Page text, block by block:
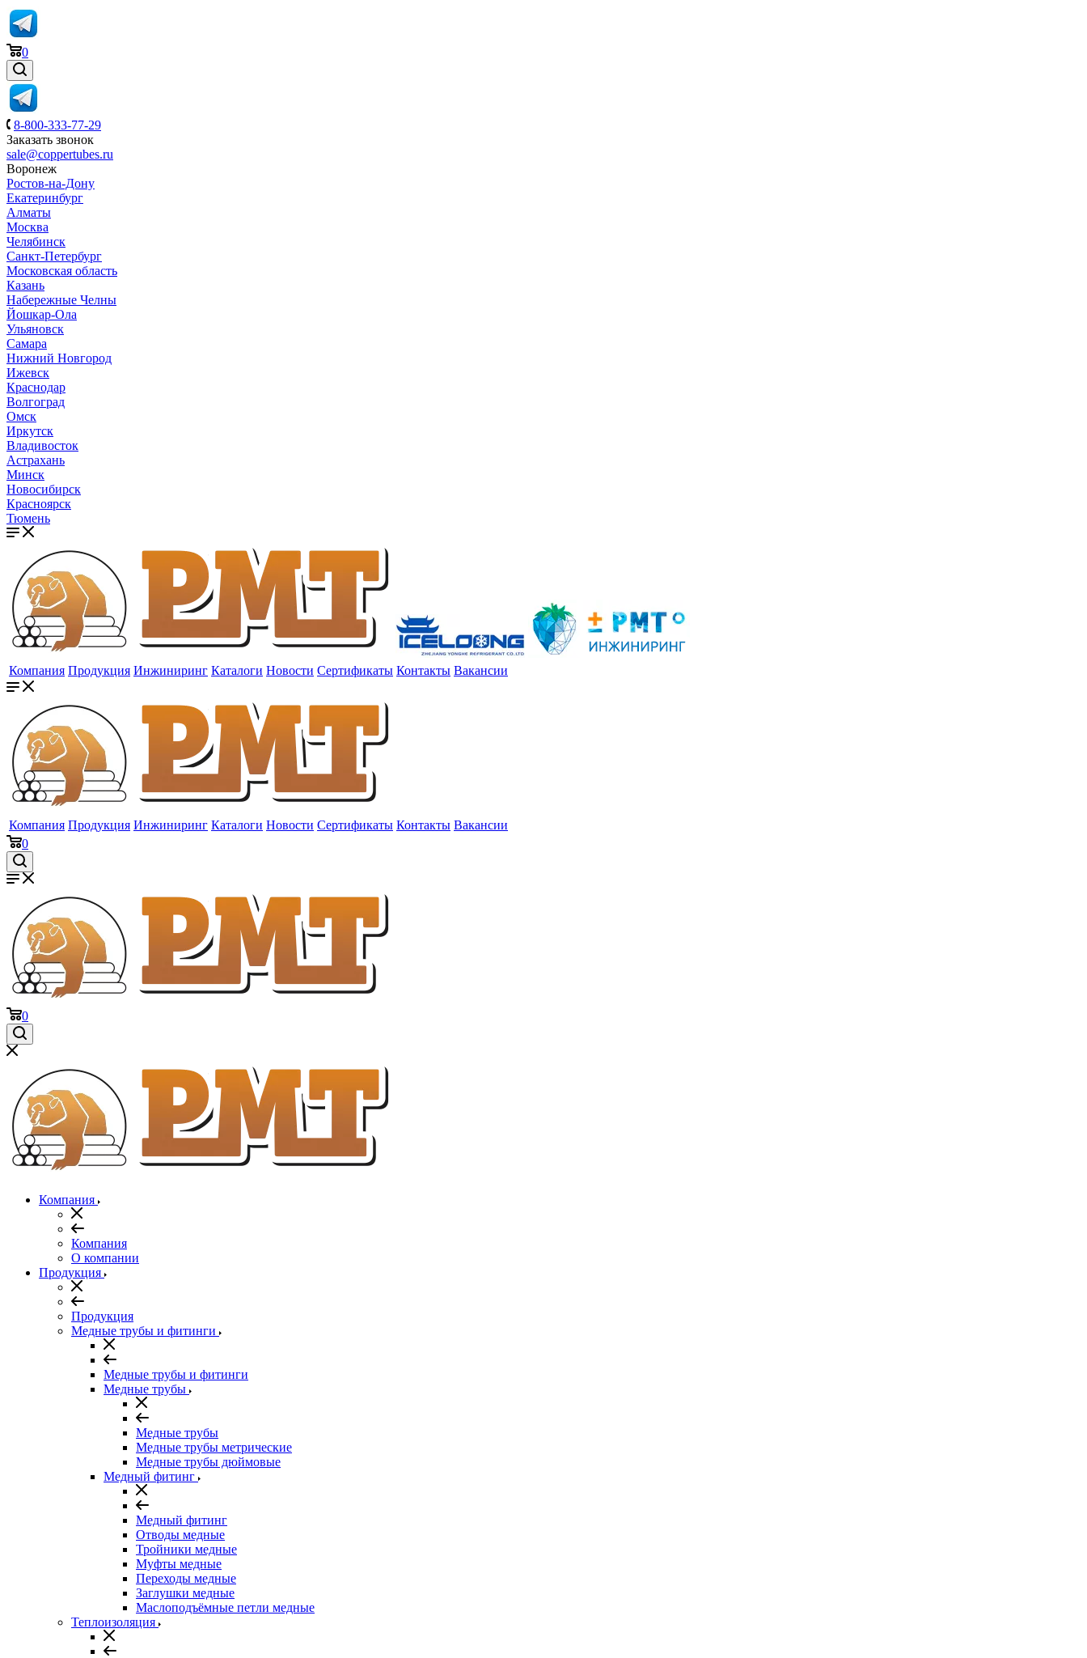
0
8-800-333-77-29
Заказать звонок
sale@coppertubes.ru
Воронеж
Ростов-на-Дону
Екатеринбург
Алматы
Москва
Челябинск
Санкт-Петербург
Московская область
Казань
Набережные Челны
Йошкар-Ола
Ульяновск
Самара
Нижний Новгород
Ижевск
Краснодар
Волгоград
Омск
Иркутск
Владивосток
Астрахань
Минск
Новосибирск
Красноярск
Тюмень
Компания Продукция Инжиниринг Каталоги Новости Сертификаты Контакты Вакансии
Компания Продукция Инжиниринг Каталоги Новости Сертификаты Контакты Вакансии
0
0
Компания
Компания
О компании
Продукция
Продукция
Медные трубы и фитинги
Медные трубы и фитинги
Медные трубы
Медные трубы
Медные трубы метрические
Медные трубы дюймовые
Медный фитинг
Медный фитинг
Отводы медные
Тройники медные
Муфты медные
Переходы медные
Заглушки медные
Маслоподъёмные петли медные
Теплоизоляция